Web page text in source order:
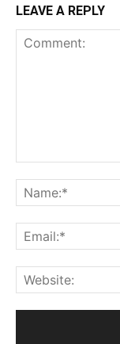
LEAVE A REPLY